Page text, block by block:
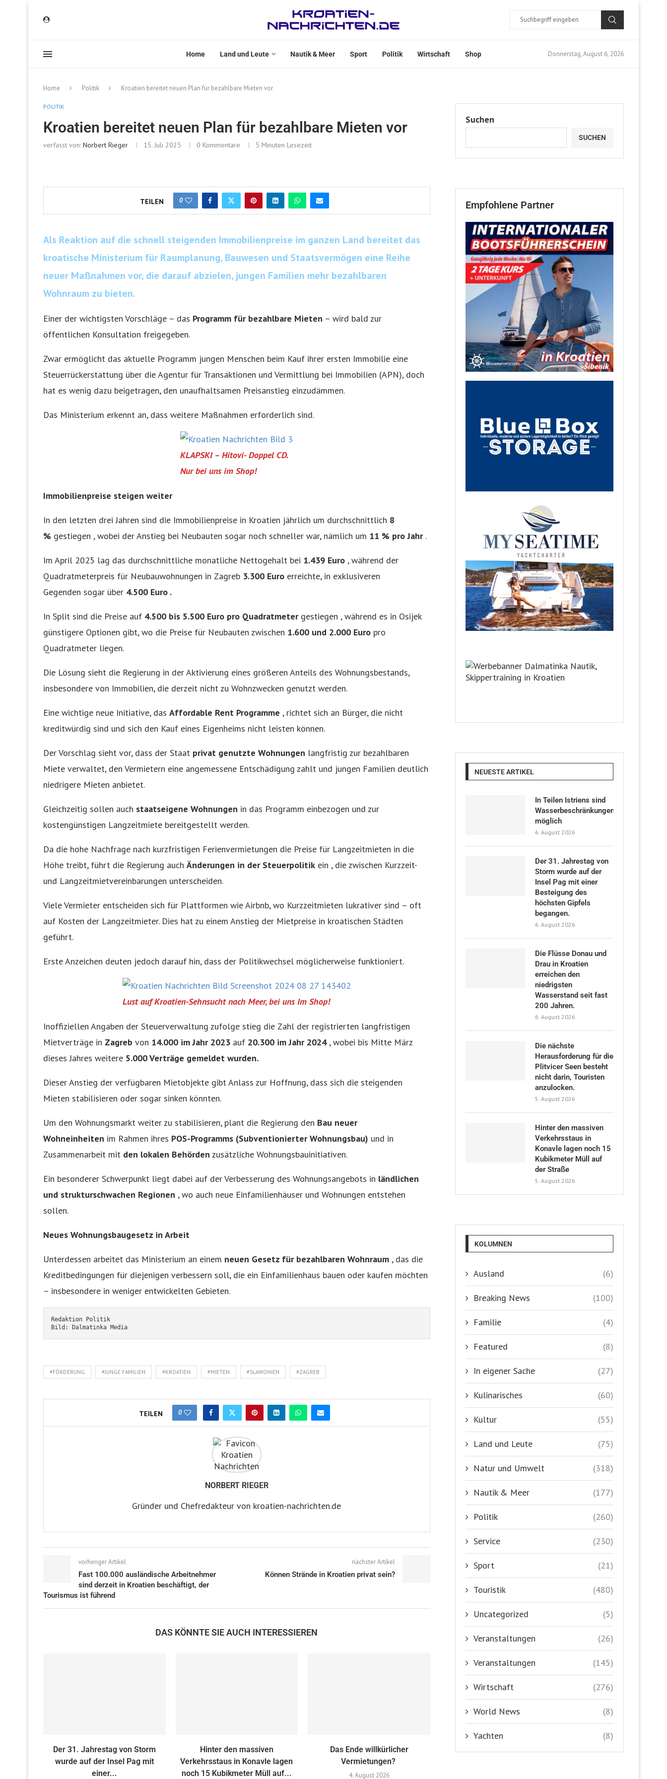
Home Land und Leute Nautik & Meer Sport Politik Wirtschaft Shop Donnerstag, August 6, 2026
Home Politik Kroatien bereitet neuen Plan für bezahlbare Mieten vor
POLITIK
Kroatien bereitet neuen Plan für bezahlbare Mieten vor
verfasst von: Norbert Rieger 15. Juli 2025 0 Kommentare 5 Minuten Lesezeit
TEILEN 0
Als Reaktion auf die schnell steigenden Immobilienpreise im ganzen Land bereitet das
kroatische Ministerium für Raumplanung, Bauwesen und Staatsvermögen eine Reihe
neuer Maßnahmen vor, die darauf abzielen, jungen Familien mehr bezahlbaren
Wohnraum zu bieten.
Einer der wichtigsten Vorschläge – das Programm für bezahlbare Mieten – wird bald zur
öffentlichen Konsultation freigegeben.
Zwar ermöglicht das aktuelle Programm jungen Menschen beim Kauf ihrer ersten Immobilie eine
Steuerrückerstattung über die Agentur für Transaktionen und Vermittlung bei Immobilien (APN), doch
hat es wenig dazu beigetragen, den unaufhaltsamen Preisanstieg einzudämmen.
Das Ministerium erkennt an, dass weitere Maßnahmen erforderlich sind.
KLAPSKI – Hitovi- Doppel CD.
Nur bei uns im Shop!
Immobilienpreise steigen weiter
In den letzten drei Jahren sind die Immobilienpreise in Kroatien jährlich um durchschnittlich 8
% gestiegen , wobei der Anstieg bei Neubauten sogar noch schneller war, nämlich um 11 % pro Jahr.
Im April 2025 lag das durchschnittliche monatliche Nettogehalt bei 1.439 Euro , während der
Quadratmeterpreis für Neubauwohnungen in Zagreb 3.300 Euro erreichte, in exklusiveren
Gegenden sogar über 4.500 Euro .
In Split sind die Preise auf 4.500 bis 5.500 Euro pro Quadratmetergestiegen , während es in Osijek
günstigere Optionen gibt, wo die Preise für Neubauten zwischen 1.600 und 2.000 Euro pro
Quadratmeter liegen.
Die Lösung sieht die Regierung in der Aktivierung eines größeren Anteils des Wohnungsbestands,
insbesondere von Immobilien, die derzeit nicht zu Wohnzwecken genutzt werden.
Eine wichtige neue Initiative, das Affordable Rent Programme , richtet sich an Bürger, die nicht
kreditwürdig sind und sich den Kauf eines Eigenheims nicht leisten können.
Der Vorschlag sieht vor, dass der Staat privat genutzte Wohnungen langfristig zur bezahlbaren
Miete verwaltet, den Vermietern eine angemessene Entschädigung zahlt und jungen Familien deutlich
niedrigere Mieten anbietet.
Gleichzeitig sollen auch staatseigene Wohnungen in das Programm einbezogen und zur
kostengünstigen Langzeitmiete bereitgestellt werden.
Da die hohe Nachfrage nach kurzfristigen Ferienvermietungen die Preise für Langzeitmieten in die
Höhe treibt, führt die Regierung auch Änderungen in der Steuerpolitik ein , die zwischen Kurzzeit-
und Langzeitmietvereinbarungen unterscheiden.
Viele Vermieter entscheiden sich für Plattformen wie Airbnb, wo Kurzzeitmieten lukrativer sind – oft
auf Kosten der Langzeitmieter. Dies hat zu einem Anstieg der Mietpreise in kroatischen Städten
geführt.
Erste Anzeichen deuten jedoch darauf hin, dass der Politikwechsel möglicherweise funktioniert.
Lust auf Kroatien-Sehnsucht nach Meer, bei uns Im Shop!
Inoffiziellen Angaben der Steuerverwaltung zufolge stieg die Zahl der registrierten langfristigen
Mietverträge in Zagreb von 14.000 im Jahr 2023 auf 20.300 im Jahr 2024, wobei bis Mitte März
dieses Jahres weitere 5.000 Verträge gemeldet wurden.
Dieser Anstieg der verfügbaren Mietobjekte gibt Anlass zur Hoffnung, dass sich die steigenden
Mieten stabilisieren oder sogar sinken könnten.
Um den Wohnungsmarkt weiter zu stabilisieren, plant die Regierung den Bau neuer
Wohneinheiten im Rahmen ihres POS-Programms (Subventionierter Wohnungsbau) und in
Zusammenarbeit mit den lokalen Behörden zusätzliche Wohnungsbauinitiativen.
Ein besonderer Schwerpunkt liegt dabei auf der Verbesserung des Wohnungsangebots in ländlichen
und strukturschwachen Regionen , wo auch neue Einfamilienhäuser und Wohnungen entstehen
sollen.
Neues Wohnungsbaugesetz in Arbeit
Unterdessen arbeitet das Ministerium an einem neuen Gesetz für bezahlbaren Wohnraum , das die
Kreditbedingungen für diejenigen verbessern soll, die ein Einfamilienhaus bauen oder kaufen möchten
– insbesondere in weniger entwickelten Gebieten.
Redaktion Politik
Bild: Dalmatinka Media
#FÖRDERUNG #JUNGE FAMILIEN #KROATIEN #MIETEN #SLAWONIEN #ZAGREB
TEILEN 0
NORBERT RIEGER
Gründer und Chefredakteur von kroatien-nachrichten.de
vorheriger Artikel
Fast 100.000 ausländische Arbeitnehmer
sind derzeit in Kroatien beschäftigt, der
Tourismus ist führend
nächster Artikel
Können Strände in Kroatien privat sein?
DAS KÖNNTE SIE AUCH INTERESSIEREN
Der 31. Jahrestag von Storm
wurde auf der Insel Pag mit
einer...
Hinter den massiven
Verkehrsstaus in Konavle lagen
noch 15 Kubikmeter Müll auf...
Das Ende willkürlicher
Vermietungen?
4. August 2026
Suchen
SUCHEN
Empfohlene Partner
NEUESTE ARTIKEL
In Teilen Istriens sind
Wasserbeschränkungen
möglich
6. August 2026
Der 31. Jahrestag von
Storm wurde auf der
Insel Pag mit einer
Besteigung des
höchsten Gipfels
begangen.
6. August 2026
Die Flüsse Donau und
Drau in Kroatien
erreichen den
niedrigsten
Wasserstand seit fast
200 Jahren.
6. August 2026
Die nächste
Herausforderung für die
Plitvicer Seen besteht
nicht darin, Touristen
anzulocken.
5. August 2026
Hinter den massiven
Verkehrsstaus in
Konavle lagen noch 15
Kubikmeter Müll auf
der Straße
5. August 2026
KOLUMNEN
Ausland (6)
Breaking News (100)
Familie (4)
Featured (8)
In eigener Sache (27)
Kulinarisches (60)
Kultur (55)
Land und Leute (75)
Natur und Umwelt (318)
Nautik & Meer (177)
Politik (260)
Service (230)
Sport (21)
Touristik (480)
Uncategorized (5)
Veranstaltungen (26)
Veranstaltungen (145)
Wirtschaft (276)
World News (8)
Yachten (8)